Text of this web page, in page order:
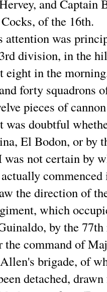
and Captain
of the 16th.
attention was
division, in the
eight in the
forty squadrons
pieces of
doubtful
El Bodon, or by
not certain by
commenced
the direction of
which
by the
the command of
brigade, of
detached,